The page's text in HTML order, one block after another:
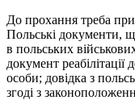
До прохання треба
Польські документи,
в польських
документ
особи; довідка з
згоді з